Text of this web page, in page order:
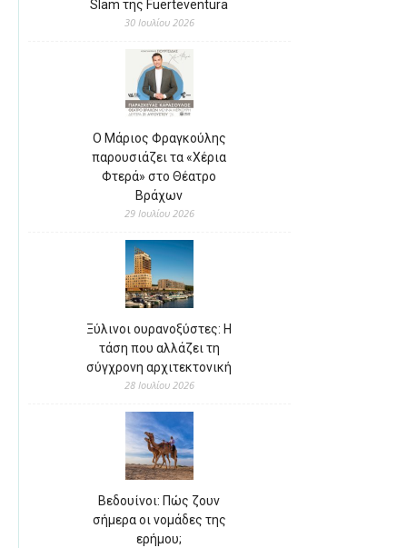
Slam της Fuerteventura
30 Ιουλίου 2026
Ο Μάριος Φραγκούλης
παρουσιάζει τα «Χέρια
Φτερά» στο Θέατρο
Βράχων
29 Ιουλίου 2026
Ξύλινοι ουρανοξύστες: Η
τάση που αλλάζει τη
σύγχρονη αρχιτεκτονική
28 Ιουλίου 2026
Βεδουίνοι: Πώς ζουν
σήμερα οι νομάδες της
ερήμου;